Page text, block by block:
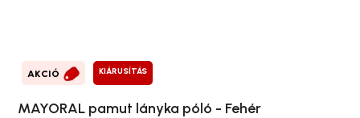
AKCIÓ KIÁRUSÍTÁS
MAYORAL pamut lányka póló - Fehér